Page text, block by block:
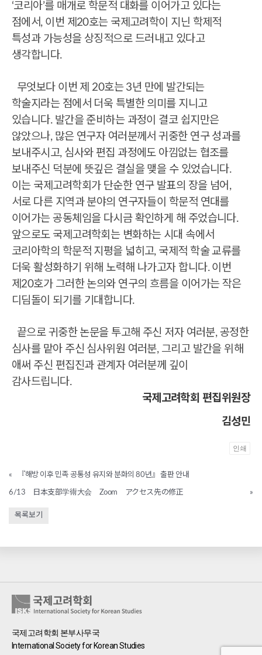
‘코리아’를 매개로 학문적 대화를 이어가고 있다는
점에서, 이번 제20호는 국제고려학이 지닌 학제적
특성과 가능성을 상징적으로 드러 내고 있다고
생각합니다.
무엇보다 이번 제 20호는 3년 만에 발간되는
학술지라는 점에서 더욱 특별한 의미를 지니고
있습니다. 발간을 준비하는 과정이 결코 쉽지만은
않았으나, 많은 연구자 여러분께서 귀중한 연구 성과를
보내주시고, 심사와 편집 과정에도 아낌없는 협조를
보내주신 덕분에 뜻깊은 결실을 맺을 수 있었습니다.
이는 국제고려학회가 단순한 연구 발표의 장을 넘어,
서로 다른 지역과 분야의 연구자들이 학문적 연대를
이어가는 공동체임을 다시금 확인하게 해 주었습니 다.
앞으로도 국제고려학회는 변화하는 시대 속에서
코리아학의 학문적 지평을 넓히고, 국제적 학술 교류를
더욱 활성화하기 위해 노력해 나가고자 합니다. 이번
제20호가 그러한 논의와 연구의 흐름을 이어가는 작은
디딤돌이 되기를 기대합니다.
끝으로 귀중한 논문을 투고해 주신 저자 여러분, 공정한
심사를 맡아 주신 심사위원 여러분, 그리고 발간을 위해
애써 주신 편집진과 관계자 여러분께 깊이
감사드립니다.
국제고려학회 편집위원장
김성민
인쇄
« 『해방 이후 민족 공통성 유지와 분화의 80년』 출판 안내
6/13 日本支部学術大会 Zoom アクセス先の修正 »
목록보기
국제고려학회 본부사무국
International Society for Korean Studies